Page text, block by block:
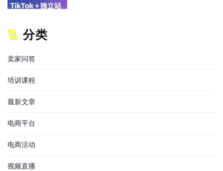
分类
卖家问答
培训课程
最新文章
电商平台
电商活动
视频直播